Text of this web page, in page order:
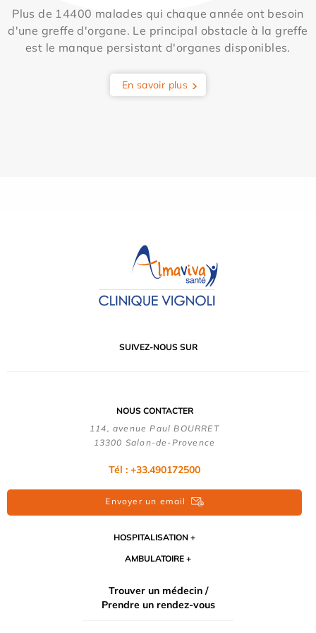
Plus de 14400 malades qui chaque année ont besoin
d'une greffe d'organe. Le principal obstacle à la greffe
est le manque persistant d'organes disponibles.
En savoir plus
SUIVEZ-NOUS SUR
NOUS CONTACTER
114, avenue Paul BOURRET
13300 Salon-de-Provence
Tél : +33.490172500
Envoyer un email
HOSPITALISATION
AMBULATOIRE
Trouver un médecin /
Prendre un rendez-vous